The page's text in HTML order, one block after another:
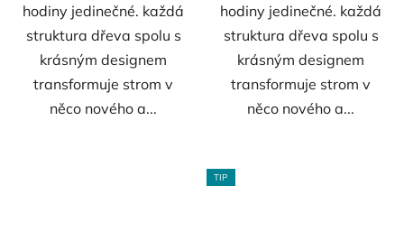
hodiny jedinečné. každá
struktura dřeva spolu s
krásným designem
transformuje strom v
něco nového a...
hodiny jedinečné. každá
struktura dřeva spolu s
krásným designem
transformuje strom v
něco nového a...
TIP